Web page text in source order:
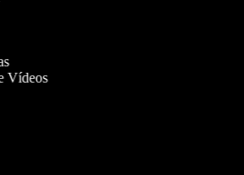
Vídeos